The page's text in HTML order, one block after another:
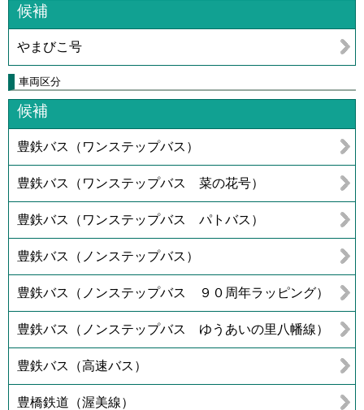
候補
やまびこ号
車両区分
候補
豊鉄バス（ワンステップバス）
豊鉄バス（ワンステップバス 菜の花号）
豊鉄バス（ワンステップバス パトバス）
豊鉄バス（ノンステップバス）
豊鉄バス（ノンステップバス ９０周年ラッピング）
豊鉄バス（ノンステップバス ゆうあいの里八幡線）
豊鉄バス（高速バス）
豊橋鉄道（渥美線）